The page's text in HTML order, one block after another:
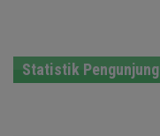
Statistik Pengunjung